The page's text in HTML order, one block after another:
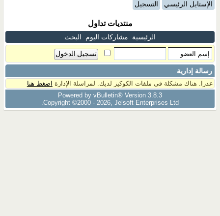
الإستايل الرئيسي التسجيل
منتديات تداول
الرئيسية مشاركات اليوم البحث
رسالة إدارية
عذرا. هناك مشكلة فى ملفات الكوكيز لديك. لمراسلة الإدارة اضغط هنا
Powered by vBulletin® Version 3.8.3
Copyright ©2000 - 2026, Jelsoft Enterprises Ltd.